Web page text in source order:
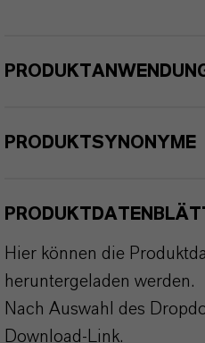
PRODUKTSYNONYME
Hier können die
heruntergeladen werden.
Nach Auswahl des
Download-Link.